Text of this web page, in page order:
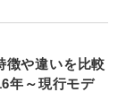
徴や違いを比較
年～現行モデ